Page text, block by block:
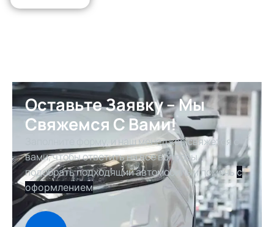
Оставьте Заявку – Мы
Свяжемся С Вами!
Заполните форму, и наш менеджер свяжется с
вами, чтобы ответить на все вопросы,
подобрать подходящий автомобиль и помочьс
оформлением